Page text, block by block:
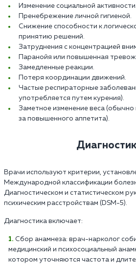
Изменение социальной активности.
Пренебрежение личной гигиеной.
Снижение способности к
принятию решений.
Затруднения с концентрацией
Паранойя или повышенная
Замедленные реакции.
Потеря координации движений.
Частые респираторные
употребляется путем курения).
Заметное изменение веса
за повышенного аппетита).
Врачи используют критерии,
Международной классификации
Диагностическом и статистическом
психическим расстройствам (DSM-5).
Диагностика включает:
Сбор анамнеза: врач-нарколог
медицинский и психосоциальный
котором уточняются частота и